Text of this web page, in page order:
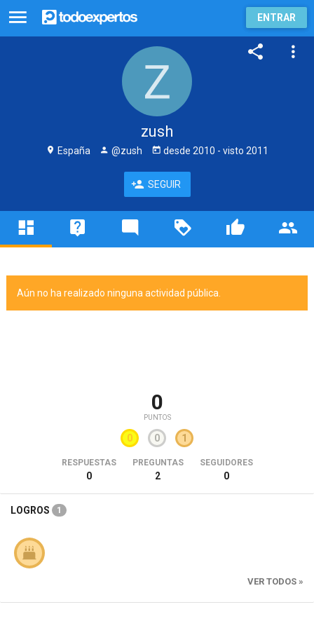
ENTRAR
zush
España @zush desde 2010 - visto 2011
SEGUIR
Aún no ha realizado ninguna actividad pública.
0
PUNTOS
0 0 1
RESPUESTAS
0
PREGUNTAS
2
SEGUIDORES
0
LOGROS 1
VER TODOS »